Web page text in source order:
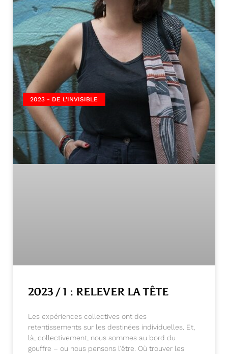
2023 - DE L'INVISIBLE
2023 / 1 : RELEVER LA TÊTE
Les expériences collectives ont des
retentissements sur les destinées individuelles. Et,
là, collectivement, nous sommes au bord du
gouffre – ou nous pensons l’être. Où trouver les